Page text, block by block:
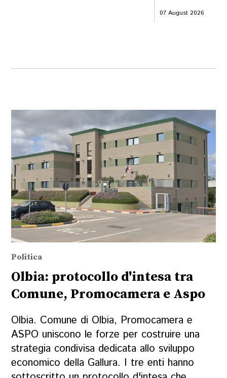
07 August 2026
Politica
Olbia: protocollo d'intesa tra
Comune, Promocamera e Aspo
Olbia. Comune di Olbia, Promocamera e
ASPO uniscono le forze per costruire una
strategia condivisa dedicata allo sviluppo
economico della Gallura. I tre enti hanno